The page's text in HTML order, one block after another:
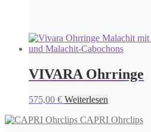
VIVARA Ohrringe
575,00 € Weiterlesen
CAPRI Ohrclips